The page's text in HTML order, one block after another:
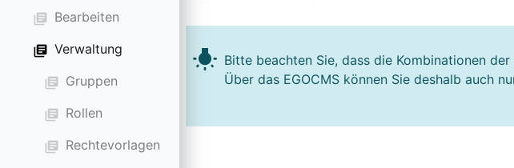
library_books Bearbeiten
library_books Verwaltung
library_books Gruppen
library_books Rollen
library_books Rechtevorlagen
wb_incandescent Bitte beachten Sie, dass die Kombinationen
Über das EGOCMS können Sie deshalb auch